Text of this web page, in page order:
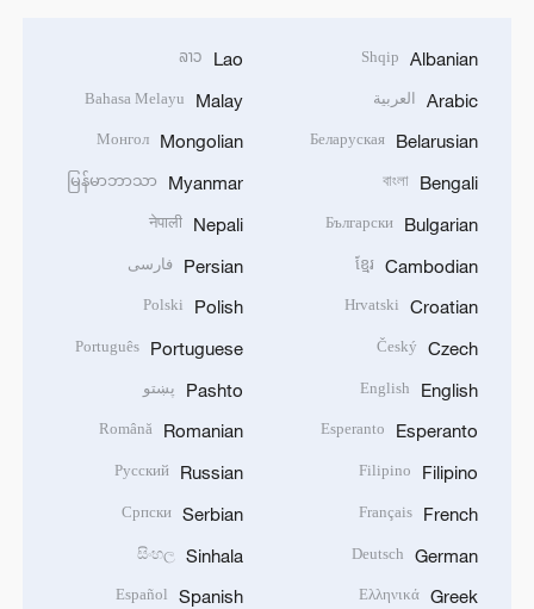
Albanian
Shqip
Arabic العربية
Belarusian
Беларуская
Bengali
বাংলা
Bulgarian
Български
Cambodian
ខ្មែរ
Croatian
Hrvatski
Czech
Český
English
English
Esperanto
Esperanto
Filipino
Filipino
French
Français
German
Deutsch
Greek
Ελληνικά
Lao
ລາວ
Malay
Bahasa Melayu
Mongolian
Монгол
Myanmar
မြန်မာဘာသာ
Nepali
नेपाली
Persian فارسی
Polish
Polski
Portuguese
Português
Pashto پښتو
Romanian
Română
Russian
Русский
Serbian
Српски
Sinhala
සිංහල
Spanish
Español